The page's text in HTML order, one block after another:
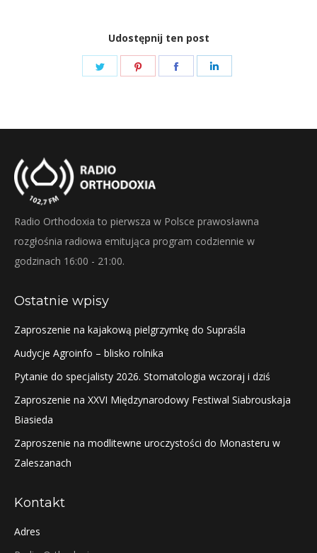
Udostępnij ten post
Share
Share
Share
Radio Orthodoxia to pierwsza w Polsce prawosławna
rozgłośnia radiowa emitująca program codziennie w
godzinach 16:00 - 21:00.
Ostatnie wpisy
Zaproszenie na kajakową pielgrzymkę do Supraśla
Audycje Agroinfo – blisko rolnika
Pytanie do specjalisty 2026. Stomatologia wczoraj i dziś
Zaproszenie na XXVI Międzynarodowy Festiwal Siabrouskaja
Biasieda
Zaproszenie na modlitewne uroczystości do Monasteru w
Zaleszanach
Kontakt
Adres